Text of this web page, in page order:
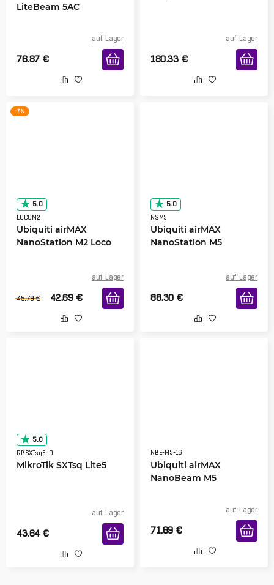
LiteBeam 5AC
auf Lager
76.87 €
auf Lager
180.33 €
-7 %
5.0
LOCOM2
Ubiquiti airMAX
NanoStation M2 Loco
auf Lager
45.79 € 42.69 €
5.0
NSM5
Ubiquiti airMAX
NanoStation M5
auf Lager
88.30 €
5.0
RBSXTsq5nD
MikroTik SXTsq Lite5
auf Lager
43.64 €
NBE-M5-16
Ubiquiti airMAX
NanoBeam M5
auf Lager
71.69 €